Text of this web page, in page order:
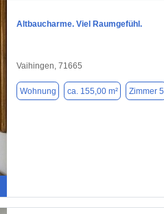
Altbaucharme. Viel Raumgefühl.
Vaihingen, 71665
Wohnung ca. 155,00 m² Zimmer 5